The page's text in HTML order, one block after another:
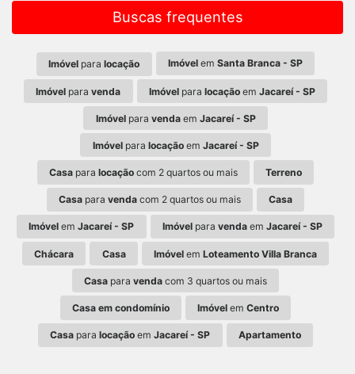
Buscas frequentes
Imóvel paralocação Imóvelem Santa Branca - SP
Imóvel paravenda Imóvelpara locaçãoem Jacareí - SP
Imóvelpara vendaem Jacareí - SP
Imóvelpara locaçãoem Jacareí - SP
Casapara locaçãocom 2 quartos ou mais Terreno
Casapara vendacom 2 quartos ou mais Casa
Imóvel emJacareí - SP Imóvelpara vendaem Jacareí - SP
Chácara Casa Imóvelem Loteamento Villa Branca
Casa para venda com 3 quartos ou mais
Casa em condomínio Imóvel emCentro
Casa paralocação emJacareí - SP Apartamento